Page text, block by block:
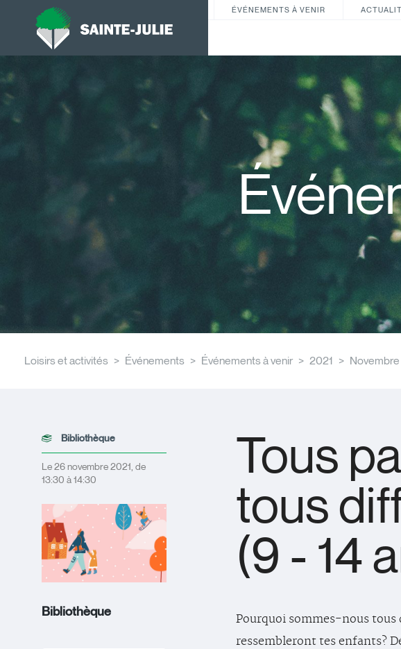
ÉVÉNEMENTS À VENIR
Loisirs et activités Événements Événements à venir 2021 Novembre
Bibliothèque
Le 26 novembre 2021, de
13:30 à 14:30
Bibliothèque
Tous
tous
(9 - 14
Pourquoi sommes-nous
ressembleront tes enfants?